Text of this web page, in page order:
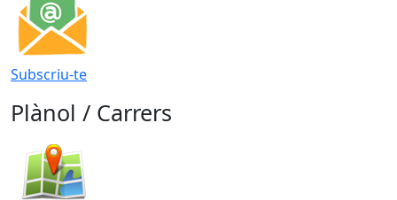
Subscriu-te
Plànol / Carrers